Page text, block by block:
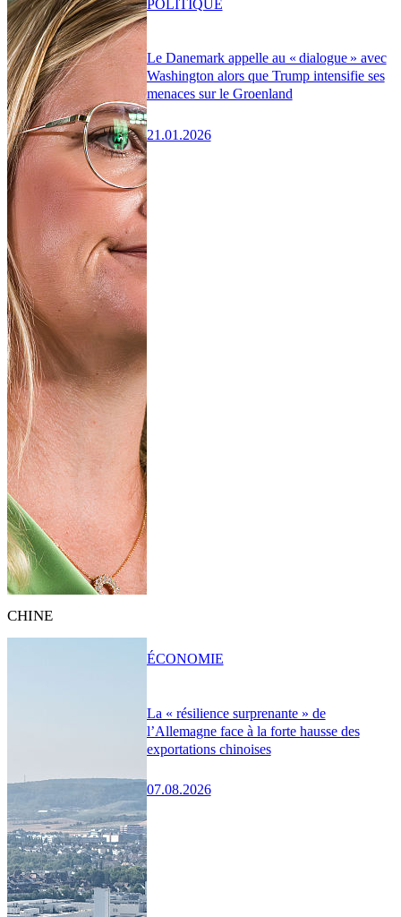
Le Danemark appelle au « dialogue » avec
Washington alors que Trump intensifie ses
menaces sur le Groenland
21.01.2026
POLITIQUE
CHINE
La « résilience surprenante » de
l’Allemagne face à la forte hausse des
exportations chinoises
07.08.2026
ÉCONOMIE